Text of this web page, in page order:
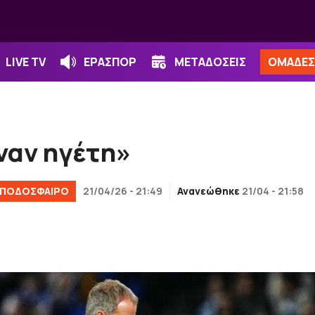
LIVE TV ΕΡΑΣΠΟΡ ΜΕΤΑΔΟΣΕΙΣ ΟΜΑΔΕΣ
ηγέτη»
ΠΟΔΟΣΦΑΙΡΟ 21/04/26 - 21:49 Ανανεώθηκε 21/04 - 21:58